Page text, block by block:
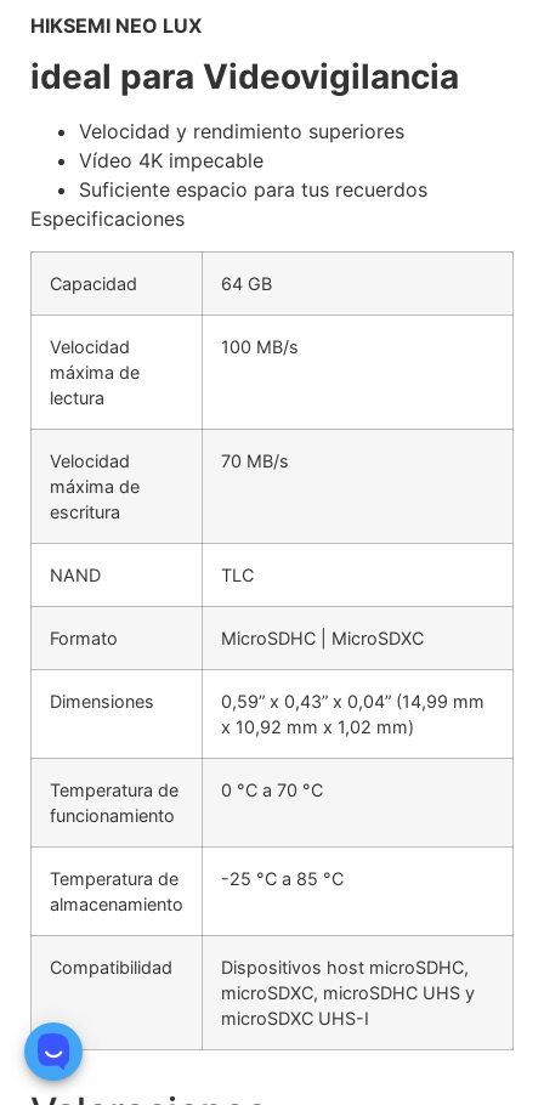
HIKSEMI NEO LUX
ideal para Videovigilancia
Velocidad y rendimiento superiores
Vídeo 4K impecable
Suficiente espacio para tus recuerdos
Especificaciones
Capacidad 64 GB
Velocidad
máxima de
lectura
100 MB/s
Velocidad
máxima de
escritura
70 MB/s
NAND TLC
Formato MicroSDHC | MicroSDXC
Dimensiones
0,59” x 0,43” x 0,04” (14,99 mm
x 10,92 mm x 1,02 mm)
Temperatura de
funcionamiento
0 °C a 70 °C
Temperatura de
almacenamiento
-25 °C a 85 °C
Compatibilidad
Dispositivos host microSDHC,
microSDXC, microSDHC UHS y
microSDXC UHS-I